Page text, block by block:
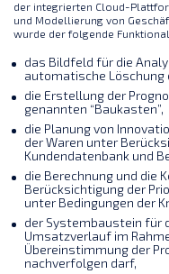
der integrierten Cloud-
und Modellierung von
wurde der folgende
das Bildfeld für die
automatische Löschung
die Erstellung der
genannten “Baukasten”,
die Planung von
der Waren unter
Kundendatenbank und
die Berechnung und die
Berücksichtigung der
unter Bedingungen der
der Systembaustein für
Umsatzverlauf im
Übereinstimmung der
nachverfolgen darf,